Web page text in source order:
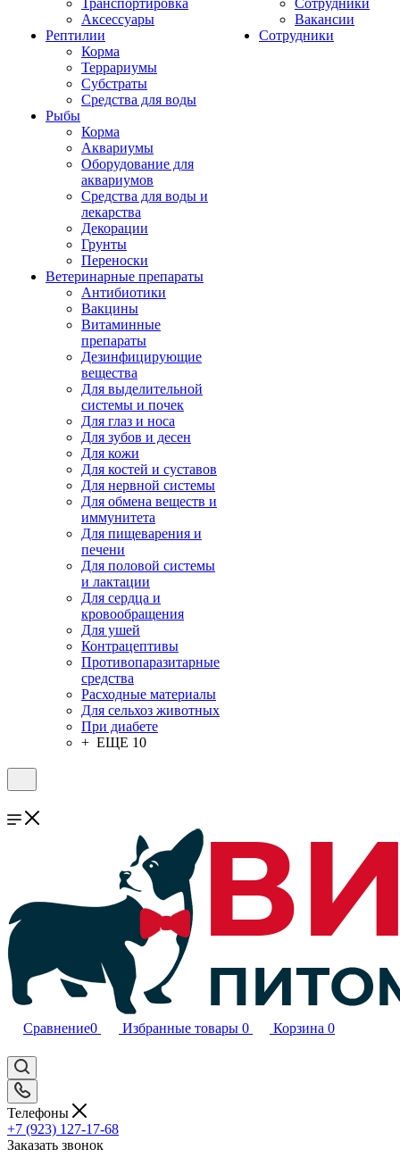
Транспортировка
Аксессуары
Рептилии
Корма
Террариумы
Субстраты
Средства для воды
Рыбы
Корма
Аквариумы
Оборудование для
аквариумов
Средства для воды и
лекарства
Декорации
Грунты
Переноски
Ветеринарные препараты
Антибиотики
Вакцины
Витаминные
препараты
Дезинфицирующие
вещества
Для выделительной
системы и почек
Для глаз и носа
Для зубов и десен
Для кожи
Для костей и суставов
Для нервной системы
Для обмена веществ и
иммунитета
Для пищеварения и
печени
Для половой системы
и лактации
Для сердца и
кровообращения
Для ушей
Контрацептивы
Противопаразитарные
средства
Расходные материалы
Для сельхоз животных
При диабете
+ ЕЩЕ 10
Сотрудники
Вакансии
Сотрудники
Сравнение0 Избранные товары 0 Корзина 0
Телефоны
+7 (923) 127-17-68
Заказать звонок